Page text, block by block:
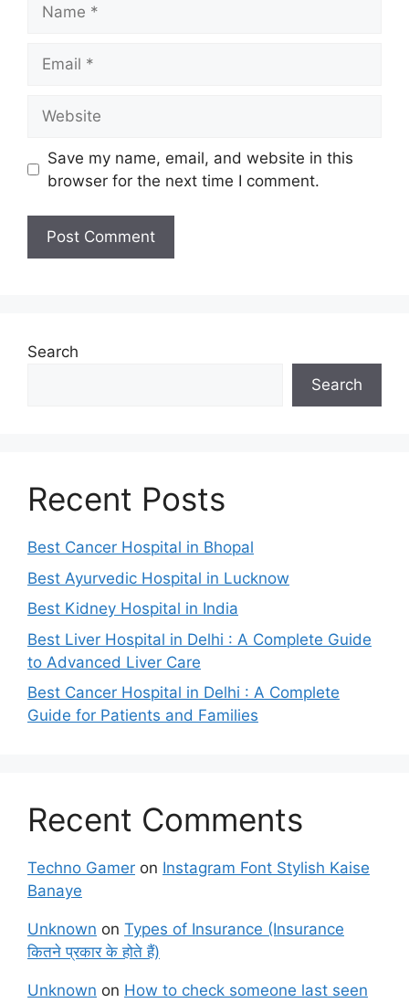
Save my name, email, and website in this
browser for the next time I comment.
Search
Search
Recent Posts
Best Cancer Hospital in Bhopal
Best Ayurvedic Hospital in Lucknow
Best Kidney Hospital in India
Best Liver Hospital in Delhi : A Complete Guide
to Advanced Liver Care
Best Cancer Hospital in Delhi : A Complete
Guide for Patients and Families
Recent Comments
Techno Gamer on Instagram Font Stylish Kaise
Banaye
Unknown on Types of Insurance (Insurance
कितने प्रकार के होते हैं)
Unknown on How to check someone last seen